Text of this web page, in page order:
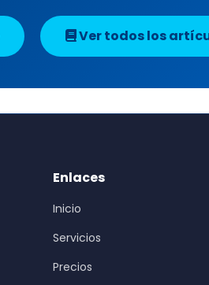
Ver todos los
Enlaces
Inicio
Servicios
Precios